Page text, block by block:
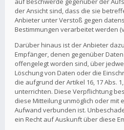
der Ansicht sind, dass die sie
Anbieter unter Verstoß gegen
Bestimmungen verarbeitet werden
Darüber hinaus ist der Anbieter
Empfänger, denen gegenüber
offengelegt worden sind, über
Löschung von Daten oder die
die aufgrund der Artikel 16, 17 Abs.
unterrichten. Diese Verpflichtung
diese Mitteilung unmöglich oder mit
Aufwand verbunden ist.
ein Recht auf Auskunft über diese